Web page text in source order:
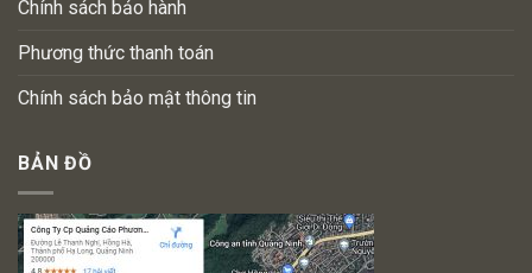
Chính sách bảo hành
Phương thức thanh toán
Chính sách bảo mật thông tin
BẢN ĐỒ